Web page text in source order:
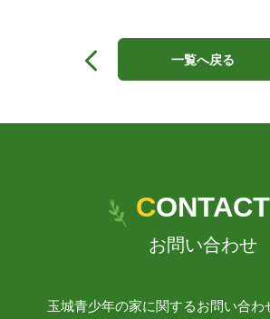
シ
一覧へ戻る
CONTACT
お問い合わせ
玉城青少年の家に関するお問い合わ